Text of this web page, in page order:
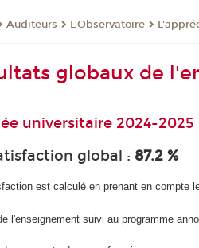
Auditeurs L'Observatoire
globaux de
universitaire 2024-2025
global : 87.2 %
est calculé en prenant en compte
l'enseignement suivi au programme